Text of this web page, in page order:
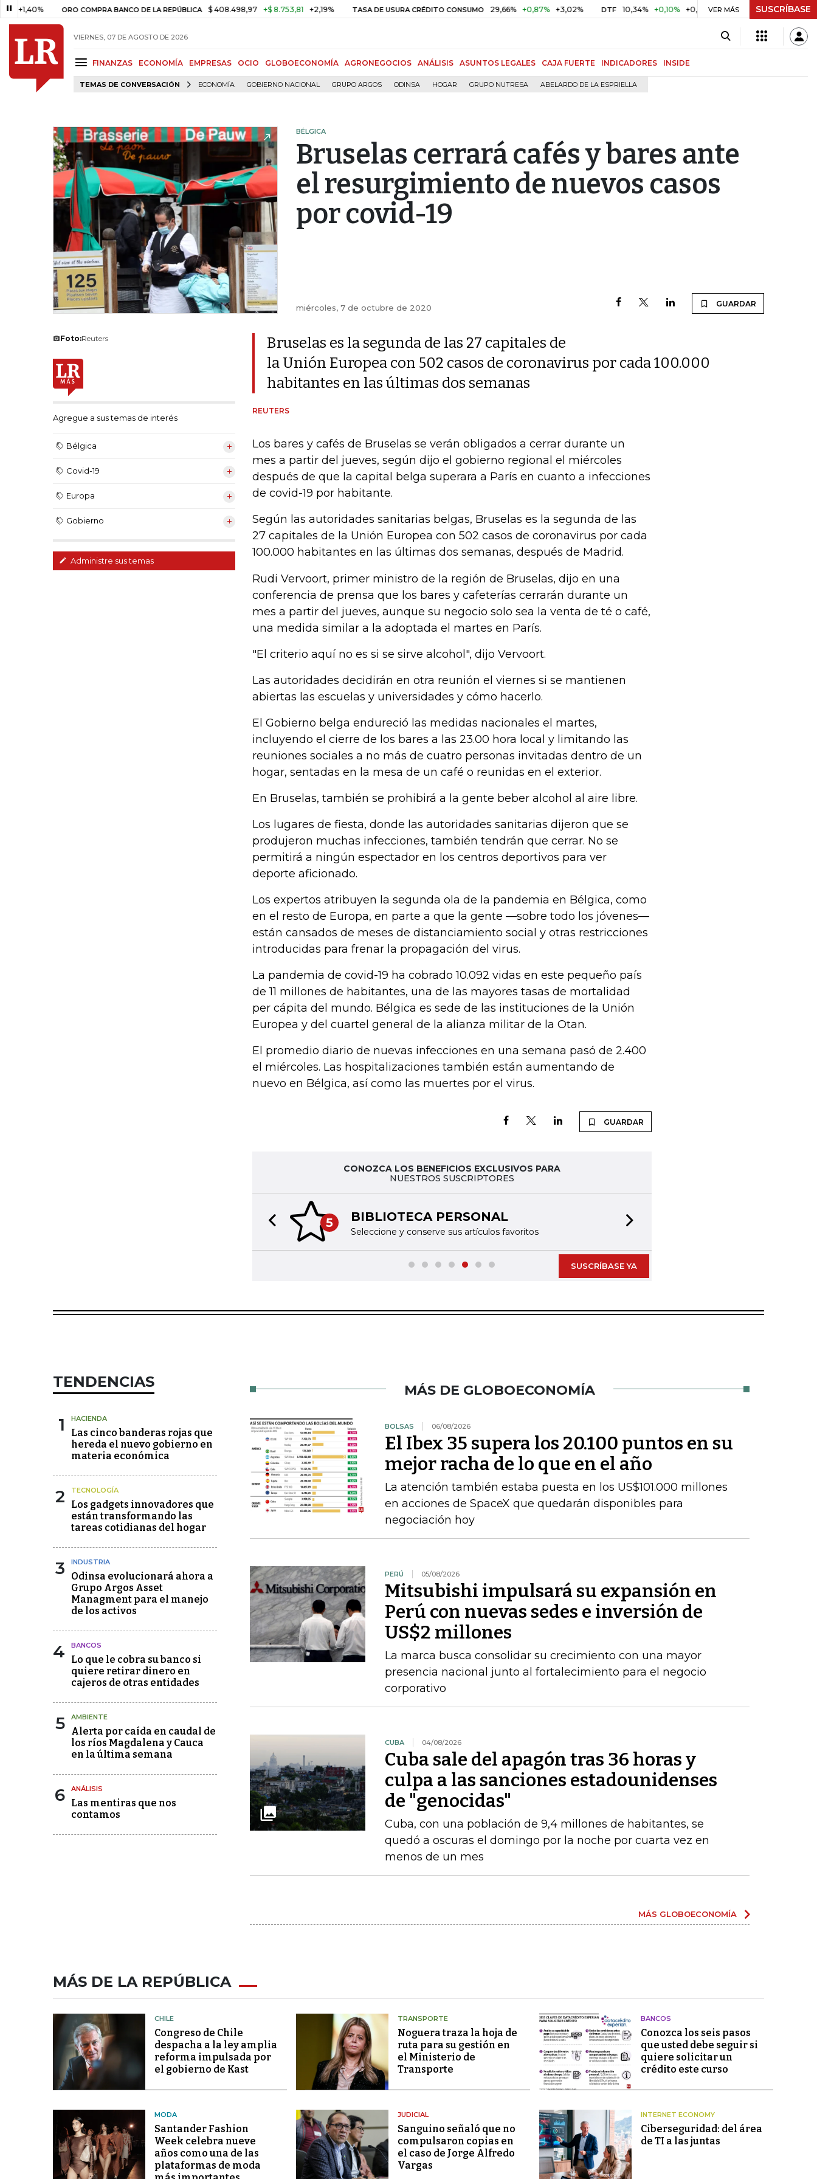
ORO COMPRA BANCO DE LA REPÚBLICA $ 408.498,97 +$ 8.753,81 +2,19% TASA DE USURA CRÉDITO CONSUMO 29,66% +0,87% +3,02% DTF 10,34% +0,10% +0,98% UVR $ 416,91 +$ 0,05 +0,01%
VER MÁS SUSCRÍBASE
VIERNES, 07 DE AGOSTO DE 2026
FINANZAS ECONOMÍA EMPRESAS OCIO GLOBOECONOMÍA AGRONEGOCIOS ANÁLISIS ASUNTOS LEGALES CAJA FUERTE INDICADORES INSIDE
TEMAS DE CONVERSACIÓN ECONOMÍA GOBIERNO NACIONAL GRUPO ARGOS ODINSA HOGAR GRUPO NUTRESA ABELARDO DE LA ESPRIELLA
BÉLGICA
Bruselas cerrará cafés y bares ante
el resurgimiento de nuevos casos
por covid-19
miércoles, 7 de octubre de 2020 GUARDAR
Foto:Reuters
Agregue a sus temas de interés
Bélgica
Covid-19
Europa
Gobierno
Administre sus temas
Bruselas es la segunda de las 27 capitales de
la Unión Europea con 502 casos de coronavirus por cada 100.000
habitantes en las últimas dos semanas
REUTERS
Los bares y cafés de Bruselas se verán obligados a cerrar durante un
mes a partir del jueves, según dijo el gobierno regional el miércoles
después de que la capital belga superara a París en cuanto a infecciones
de covid-19 por habitante.
Según las autoridades sanitarias belgas, Bruselas es la segunda de las
27 capitales de la Unión Europea con 502 casos de coronavirus por cada
100.000 habitantes en las últimas dos semanas, después de Madrid.
Rudi Vervoort, primer ministro de la región de Bruselas, dijo en una
conferencia de prensa que los bares y cafeterías cerrarán durante un
mes a partir del jueves, aunque su negocio solo sea la venta de té o café,
una medida similar a la adoptada el martes en París.
"El criterio aquí no es si se sirve alcohol", dijo Vervoort.
Las autoridades decidirán en otra reunión el viernes si se mantienen
abiertas las escuelas y universidades y cómo hacerlo.
El Gobierno belga endureció las medidas nacionales el martes,
incluyendo el cierre de los bares a las 23.00 hora local y limitando las
reuniones sociales a no más de cuatro personas invitadas dentro de un
hogar, sentadas en la mesa de un café o reunidas en el exterior.
En Bruselas, también se prohibirá a la gente beber alcohol al aire libre.
Los lugares de fiesta, donde las autoridades sanitarias dijeron que se
produjeron muchas infecciones, también tendrán que cerrar. No se
permitirá a ningún espectador en los centros deportivos para ver
deporte aficionado.
Los expertos atribuyen la segunda ola de la pandemia en Bélgica, como
en el resto de Europa, en parte a que la gente —sobre todo los jóvenes—
están cansados de meses de distanciamiento social y otras restricciones
introducidas para frenar la propagación del virus.
La pandemia de covid-19 ha cobrado 10.092 vidas en este pequeño país
de 11 millones de habitantes, una de las mayores tasas de mortalidad
per cápita del mundo. Bélgica es sede de las instituciones de la Unión
Europea y del cuartel general de la alianza militar de la Otan.
El promedio diario de nuevas infecciones en una semana pasó de 2.400
el miércoles. Las hospitalizaciones también están aumentando de
nuevo en Bélgica, así como las muertes por el virus.
GUARDAR
CONOZCA LOS BENEFICIOS EXCLUSIVOS PARA
NUESTROS SUSCRIPTORES
5 BIBLIOTECA PERSONAL
Seleccione y conserve sus artículos favoritos
Previous slide
SUSCRÍBASE YA
TENDENCIAS
1 HACIENDA
Las cinco banderas rojas que
hereda el nuevo gobierno en
materia económica
2 TECNOLOGÍA
Los gadgets innovadores que
están transformando las
tareas cotidianas del hogar
3 INDUSTRIA
Odinsa evolucionará ahora a
Grupo Argos Asset
Managment para el manejo
de los activos
4 BANCOS
Lo que le cobra su banco si
quiere retirar dinero en
cajeros de otras entidades
5 AMBIENTE
Alerta por caída en caudal de
los ríos Magdalena y Cauca
en la última semana
6 ANÁLISIS
Las mentiras que nos
contamos
MÁS DE GLOBOECONOMÍA
BOLSAS 06/08/2026
El Ibex 35 supera los 20.100 puntos en su
mejor racha de lo que en el año
La atención también estaba puesta en los US$101.000 millones
en acciones de SpaceX que quedarán disponibles para
negociación hoy
PERÚ 05/08/2026
Mitsubishi impulsará su expansión en
Perú con nuevas sedes e inversión de
US$2 millones
La marca busca consolidar su crecimiento con una mayor
presencia nacional junto al fortalecimiento para el negocio
corporativo
CUBA 04/08/2026
Cuba sale del apagón tras 36 horas y
culpa a las sanciones estadounidenses
de "genocidas"
Cuba, con una población de 9,4 millones de habitantes, se
quedó a oscuras el domingo por la noche por cuarta vez en
menos de un mes
MÁS GLOBOECONOMÍA
MÁS DE LA REPÚBLICA
CHILE
Congreso de Chile
despacha a la ley amplia
reforma impulsada por
el gobierno de Kast
TRANSPORTE
Noguera traza la hoja de
ruta para su gestión en
el Ministerio de
Transporte
BANCOS
Conozca los seis pasos
que usted debe seguir si
quiere solicitar un
crédito este curso
MODA
Santander Fashion
Week celebra nueve
años como una de las
plataformas de moda
JUDICIAL
Sanguino señaló que no
compulsaron copias en
el caso de Jorge Alfredo
Vargas
INTERNET ECONOMY
Ciberseguridad: del área
de TI a las juntas